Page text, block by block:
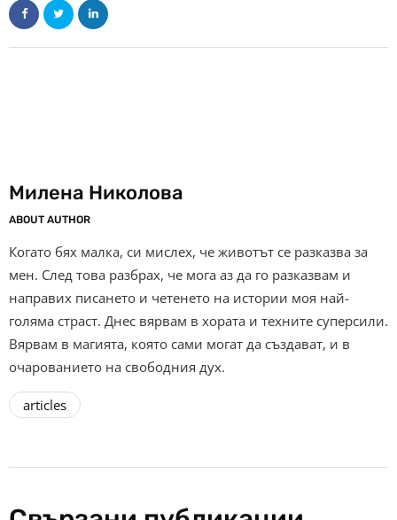
Милена Николова
ABOUT AUTHOR
Когато бях малка, си мислех, че животът се разказва за
мен. След това разбрах, че мога аз да го разказвам и
направих писането и четенето на истории моя най-
голяма страст. Днес вярвам в хората и техните суперсили.
Вярвам в магията, която сами могат да създават, и в
очарованието на свободния дух.
articles